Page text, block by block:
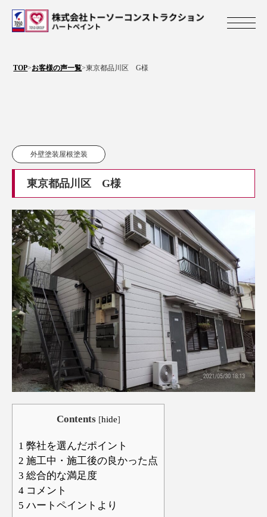
TOP>お客様の声一覧>東京都品川区 G様
外壁塗装屋根塗装
東京都品川区 G様
Contents [hide]
1 弊社を選んだポイント
2 施工中・施工後の良かった点
3 総合的な満足度
4 コメント
5 ハートペイントより